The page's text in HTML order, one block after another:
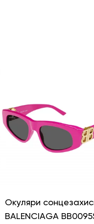
Окуляри
BALENCIAGA